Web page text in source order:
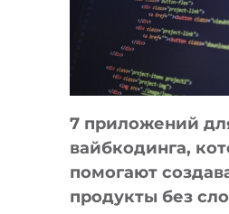
ДЛЯ
РАБОТЫ
7 приложений
вайбкодинга,
помогают
продукты без